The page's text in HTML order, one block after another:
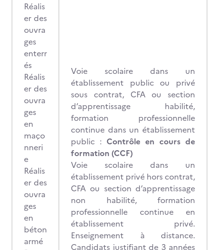
Réalis
er des
ouvra
ges
enterr
és
Réalis
er des
ouvra
ges
en
maço
nneri
e
Réalis
er des
ouvra
ges
en
béton
armé
Voie scolaire dans un
établissement public ou privé
sous contrat, CFA ou section
d’apprentissage habilité,
formation professionnelle
continue dans un établissement
public : Contrôle en cours de
formation (CCF)
Voie scolaire dans un
établissement privé hors contrat,
CFA ou section d’apprentissage
non habilité, formation
professionnelle continue en
établissement privé.
Enseignement à distance.
Candidats justifiant de 3 années